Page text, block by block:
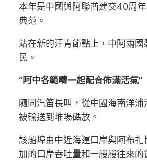
本年是中國與阿聯酋建交40周
典范。
站在新的汗青節點上，中阿兩
民。
“阿中各範疇一起配合佈滿活氣”
隨同汽笛長叫，從中國海南洋
被輸送到堆場碼放。
該船埠由中近海運口岸與阿布
加的口岸吞吐量和一艘艘往來